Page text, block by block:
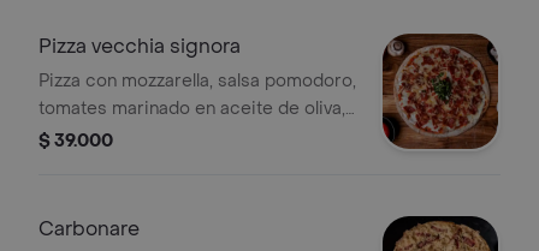
Pizza vecchia signora
Pizza con mozzarella, salsa pomodoro,
tomates marinado en aceite de oliva,
chorizo español, albahaca y queso
$ 39.000
Carbonare